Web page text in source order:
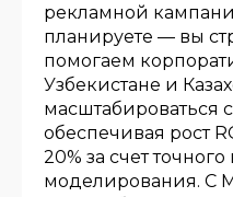
рекламной
планируете — вы
помогаем
Узбекистане и
масштабироваться
обеспечивая рост
20% за счет
моделирования. С